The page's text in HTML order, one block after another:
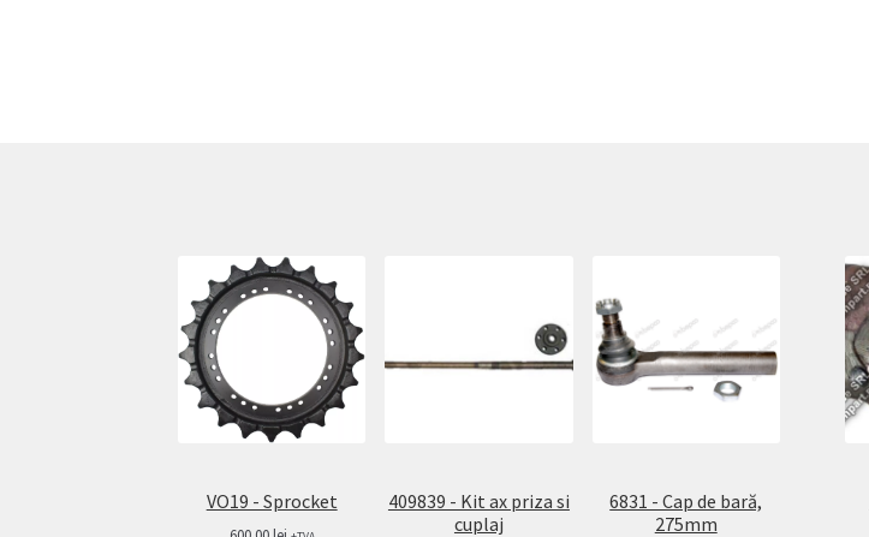
VO19 - Sprocket
409839 - Kit ax priza si
cuplaj
6831 - Cap de bară,
275mm